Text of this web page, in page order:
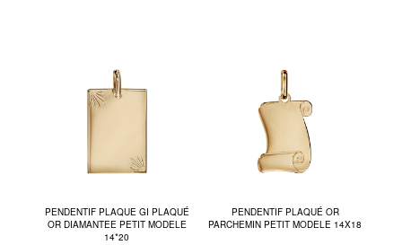
PENDENTIF PLAQUE GI PLAQUÉ
OR DIAMANTEE PETIT MODELE
14*20
PENDENTIF PLAQUÉ OR
PARCHEMIN PETIT MODELE 14X18